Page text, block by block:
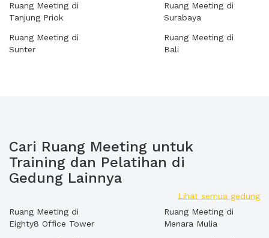
Ruang Meeting di
Tanjung Priok
Ruang Meeting di
Sunter
Ruang Meeting di
Surabaya
Ruang Meeting di
Bali
Cari Ruang Meeting untuk
Training dan Pelatihan di
Gedung Lainnya
Lihat semua gedung
Ruang Meeting di
Eighty8 Office Tower
Ruang Meeting di
Menara Mulia